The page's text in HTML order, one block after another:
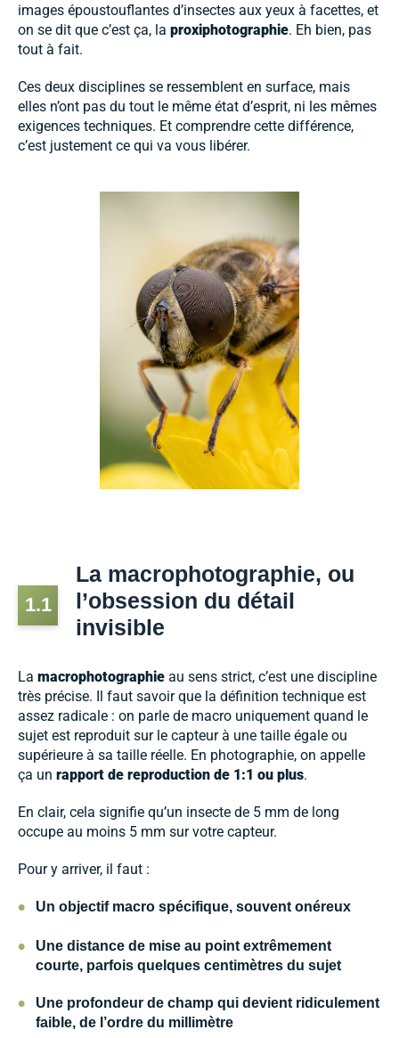
images époustouflantes d’insectes aux yeux à facettes, et
on se dit que c’est ça, la proxiphotographie. Eh bien, pas
tout à fait.
Ces deux disciplines se ressemblent en surface, mais
elles n’ont pas du tout le même état d’esprit, ni les mêmes
exigences techniques. Et comprendre cette différence,
c’est justement ce qui va vous libérer.
1.1
La macrophotographie, ou
l’obsession du détail
invisible
La macrophotographie au sens strict, c’est une discipline
très précise. Il faut savoir que la définition technique est
assez radicale : on parle de macro uniquement quand le
sujet est reproduit sur le capteur à une taille égale ou
supérieure à sa taille réelle. En photographie, on appelle
ça un rapport de reproduction de 1:1 ou plus.
En clair, cela signifie qu’un insecte de 5 mm de long
occupe au moins 5 mm sur votre capteur.
Pour y arriver, il faut :
• Un objectif macro spécifique, souvent onéreux
•
Une distance de mise au point extrêmement
courte, parfois quelques centimètres du sujet
•
Une profondeur de champ qui devient ridiculement
faible, de l’ordre du millimètre